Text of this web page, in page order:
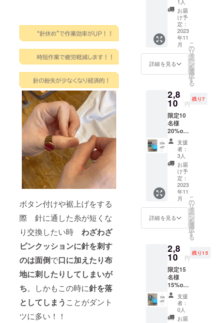
ボタン付けや裾上げをする
際 針に通した糸が短くな
り交換したい時 わざわざ
ピンクッションに針を刺す
のは面倒で口に加えたり布
地に刺したりしてしまいが
ち。しかもこの時に針を落
としてしまう ことがダント
ツに多い！！
「ずっとあ
なたのそば
にある裁縫
箱 音琴
otokoto」販
売中
（2022年ク
ンディング
Makuake掲
載 目標額
３０５％達
成）
【主な経
■卒業後に就
職したアパ
レルメー
月で退社。
まだなじみ
のない「イ
ンディーズ
デザイ
ナー」とし
て３年間活
動し、その
バイタリ
」タイ
プB ×1
リン
グケー
ス×1*
3253円
（税込
送料
込）
→2660
込送料
込）の
特別価
格 定形
外郵便
でお届
けしま
す。 ※
リング
のカ
ラーと
飾り用
の「待
ち針１
本」や
「ミニ
釘１
ご選択
下さい
お届
け予
定：
2023
年11
月
詳細を見る
こ
の
リ
タ
ー
ン
を
選
択
す
る
2,8
10 円
残り7
限定10
名様
20%off!
音琴
otokoto
「ring
」タイ
プA ×1
リング
ケース
3451円
（税込
送料
込）
→2810
込送料
込）の
特別価
格 定形
外郵便
でお届
けしま
す。 ※
リング
のカ
支援
者：
3人
お届
け予
定：
2023
年11
月
詳細を見る
こ
の
リ
タ
ー
ン
を
選
択
す
る
2,8
10 円
残り15
限定15
名様
15%off
音琴
otokoto
「ring
」タイ
支援
者：
0人
お届